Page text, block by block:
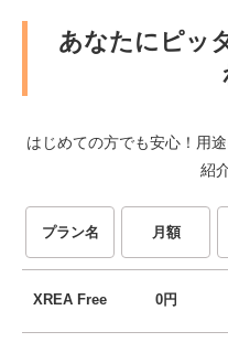
あなたにピッ
はじめての方でも安心！用
紹
プラン名 月額
XREA Free 0円